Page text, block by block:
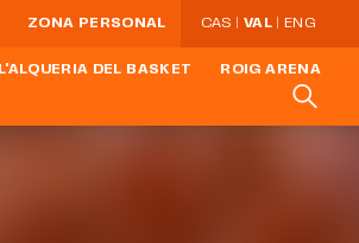
ZONA PERSONAL CAS VAL ENG
L'ALQUERIA DEL BASKET ROIG ARENA